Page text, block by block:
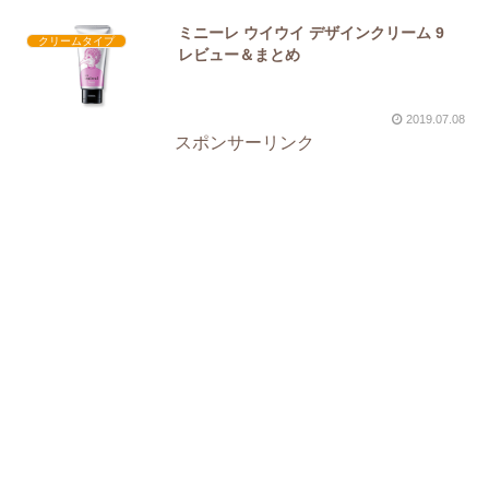
クリームタイプ
ミニーレ ウイウイ デザインクリーム 9
レビュー＆まとめ
2019.07.08
スポンサーリンク